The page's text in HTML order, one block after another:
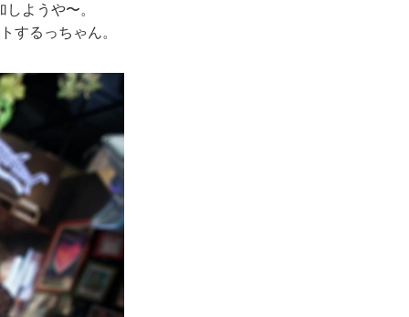
ようや〜。
するっちゃん。